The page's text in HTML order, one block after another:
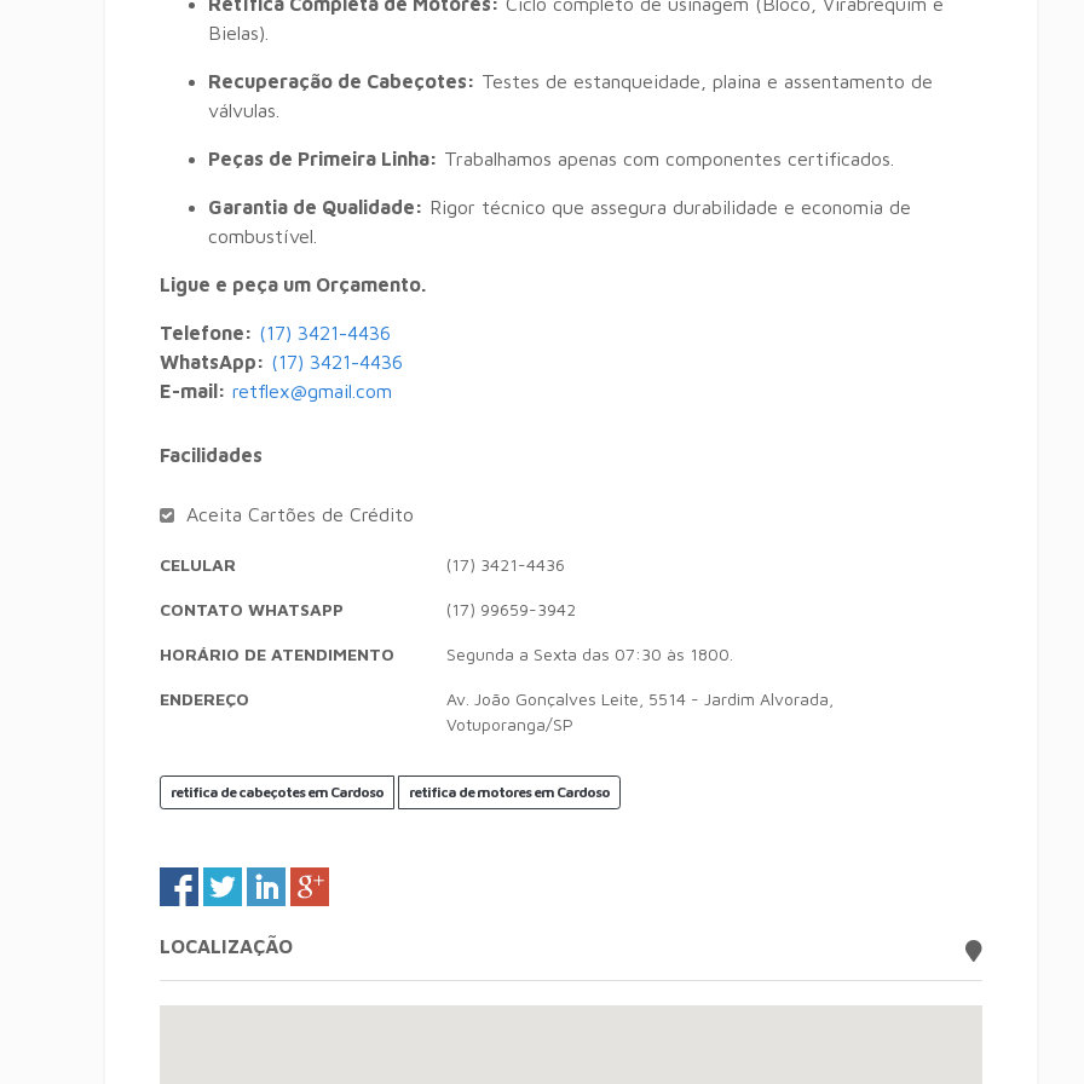
Bielas).
Recuperação de Cabeçotes: Testes de estanqueidade, plaina e assentamento de
válvulas.
Peças de Primeira Linha: Trabalhamos apenas com componentes certificados.
Garantia de Qualidade: Rigor técnico que assegura durabilidade e economia de
combustível.
Ligue e peça um Orçamento.
Telefone: (17) 3421-4436
WhatsApp: (17) 3421-4436
E-mail: retflex@gmail.com
Facilidades
Aceita Cartões de Crédito
CELULAR (17) 3421-4436
CONTATO WHATSAPP (17) 99659-3942
HORÁRIO DE ATENDIMENTO Segunda a Sexta das 07:30 às 1800.
ENDEREÇO
Av. João Gonçalves Leite, 5514 - Jardim Alvorada,
Votuporanga/SP
retifica de cabeçotes em Cardoso retifica de motores em Cardoso
LOCALIZAÇÃO